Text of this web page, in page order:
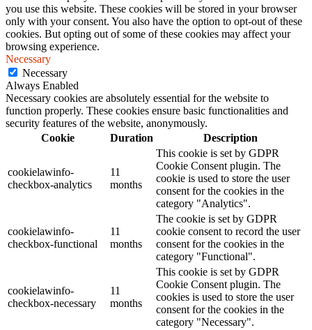
you use this website. These cookies will be stored in your browser
only with your consent. You also have the option to opt-out of these
cookies. But opting out of some of these cookies may affect your
browsing experience.
Necessary
Necessary
Always Enabled
Necessary cookies are absolutely essential for the website to
function properly. These cookies ensure basic functionalities and
security features of the website, anonymously.
Cookie
Duration Description
cookielawinfo-
checkbox-analytics
11
months
This cookie is set by GDPR
Cookie Consent plugin. The
cookie is used to store the user
consent for the cookies in the
category "Analytics".
cookielawinfo-
checkbox-functional
11
months
The cookie is set by GDPR
cookie consent to record the user
consent for the cookies in the
category "Functional".
cookielawinfo-
checkbox-necessary
11
months
This cookie is set by GDPR
Cookie Consent plugin. The
cookies is used to store the user
consent for the cookies in the
category "Necessary".